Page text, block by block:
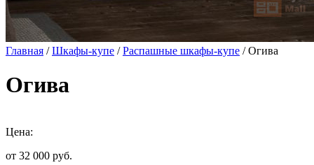
Главная /Шкафы-купе /Распашные шкафы-купе / Огива
Огива
Цена:
от 32 000 руб.